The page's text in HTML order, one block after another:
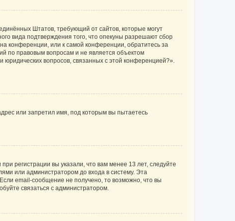
Штатов, требующий от сайтов, которые могут
вида подтверждения того, что опекуны разрешают сбор
конференции, или к самой конференции, обратитесь за
по правовым вопросам и не является объектом
юридических вопросов, связанных с этой конференцией?».
или запретил имя, под которым вы пытаетесь
регистрации вы указали, что вам менее 13 лет, следуйте
или администратором до входа в систему. Эта
email-сообщение не получено, то возможно, что вы
связаться с администратором.